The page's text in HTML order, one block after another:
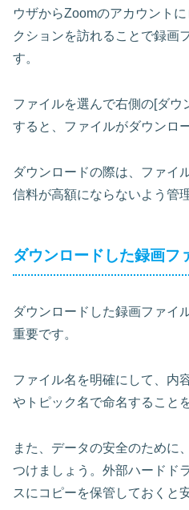
ウザからZoomのアカウント
クションを訪れることで録画
す。
ファイルを選んで右側の[ダウ
すると、ファイルがダウンロ
ダウンロードの際は、ファイ
信料が高額にならないよう管
ダウンロードした録画フ
ダウンロードした録画ファイ
重要です。
ファイル名を明確にして、内
やトピック名で命名すること
また、データの安全のために
つけましょう。外部ハードド
スにコピーを保管しておくと